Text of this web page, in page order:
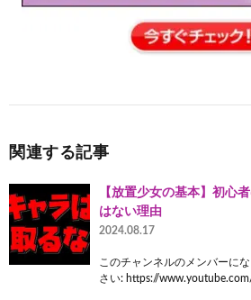
関連する記事
【放置少女の基本】初心
はない理由
2024.08.17
このチャンネルのメンバーに
さい: https://